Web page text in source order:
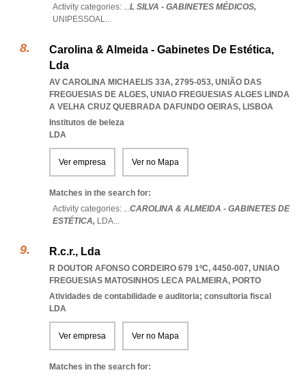
Activity categories: ...L SILVA - GABINETES MÉDICOS,
UNIPESSOAL...
Carolina & Almeida - Gabinetes De Estética,
Lda
AV CAROLINA MICHAELIS 33A, 2795-053, UNIÃO DAS
FREGUESIAS DE ALGES, UNIAO FREGUESIAS ALGES LINDA
A VELHA CRUZ QUEBRADA DAFUNDO OEIRAS, LISBOA
Institutos de beleza
LDA
Ver empresa Ver no Mapa
Matches in the search for:
Activity categories: ...CAROLINA & ALMEIDA - GABINETES DE
ESTÉTICA, LDA...
R.c.r., Lda
R DOUTOR AFONSO CORDEIRO 679 1ºC, 4450-007, UNIAO
FREGUESIAS MATOSINHOS LECA PALMEIRA, PORTO
Atividades de contabilidade e auditoria; consultoria fiscal
LDA
Ver empresa Ver no Mapa
Matches in the search for: